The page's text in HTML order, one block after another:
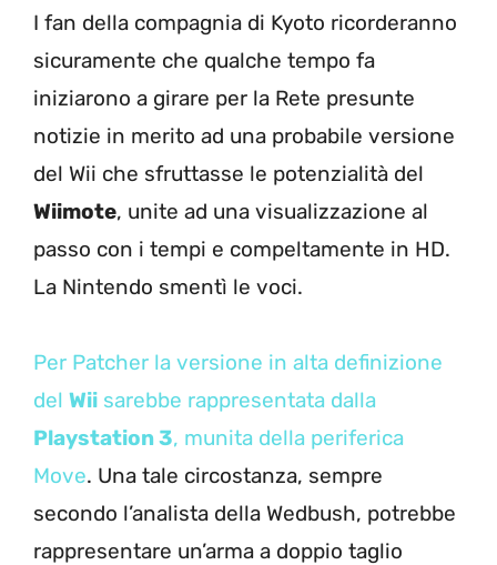
I fan della compagnia di Kyoto ricorderanno
sicuramente che qualche tempo fa
iniziarono a girare per la Rete presunte
notizie in merito ad una probabile versione
del Wii che sfruttasse le potenzialità del
Wiimote, unite ad una visualizzazione al
passo con i tempi e compeltamente in HD.
La Nintendo smentì le voci.
Per Patcher la versione in alta definizione
del Wii sarebbe rappresentata dalla
Playstation 3, munita della periferica
Move. Una tale circostanza, sempre
secondo l’analista della Wedbush, potrebbe
rappresentare un’arma a doppio taglio